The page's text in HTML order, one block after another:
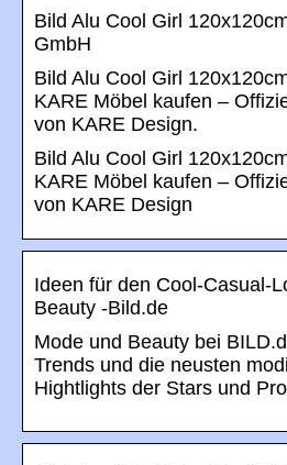
Bild Alu Cool Girl
GmbH
Bild Alu Cool Girl
KARE Möbel kaufen –
von KARE Design.
Bild Alu Cool Girl
KARE Möbel kaufen –
von KARE Design
Ideen für den Cool-Casual-
Beauty -Bild.de
Mode und Beauty bei
Trends und die neusten
Hightlights der Stars und